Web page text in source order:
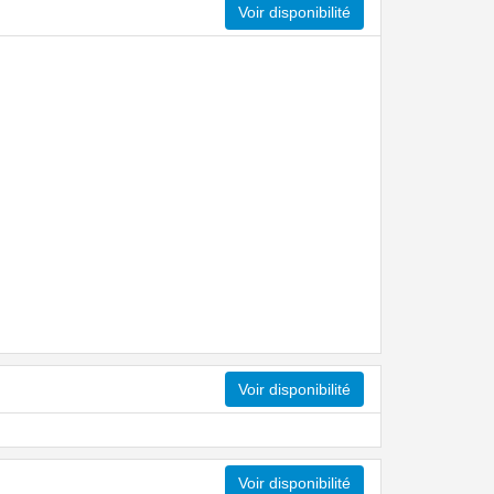
Voir disponibilité
Voir disponibilité
Voir disponibilité